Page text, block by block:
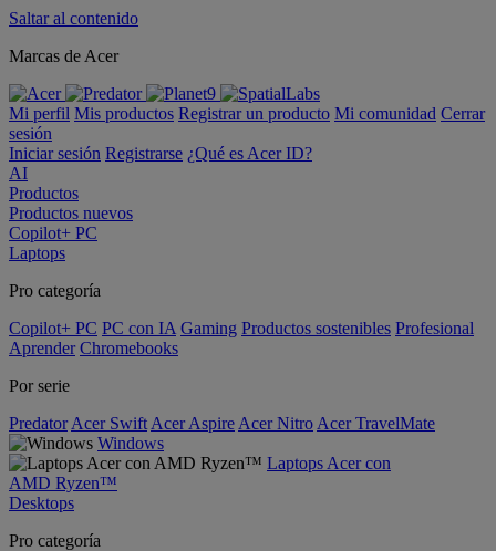
Saltar al contenido
Marcas de Acer
Mi perfil Mis productos Registrar un producto Mi comunidad Cerrar
sesión
Iniciar sesión Registrarse ¿Qué es Acer ID?
AI
Productos
Productos nuevos
Copilot+ PC
Laptops
Pro categoría
Copilot+ PC PC con IA Gaming Productos sostenibles Profesional
Aprender Chromebooks
Por serie
Predator Acer Swift Acer Aspire Acer Nitro Acer TravelMate
Windows
Laptops Acer con
AMD Ryzen™
Desktops
Pro categoría